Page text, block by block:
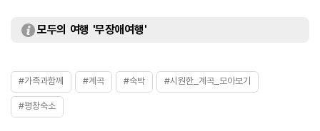
모두의 여행 '무장애여행'
#가족과함께 #계곡 #숙박 #시원한_계곡_모아보기
#평창숙소